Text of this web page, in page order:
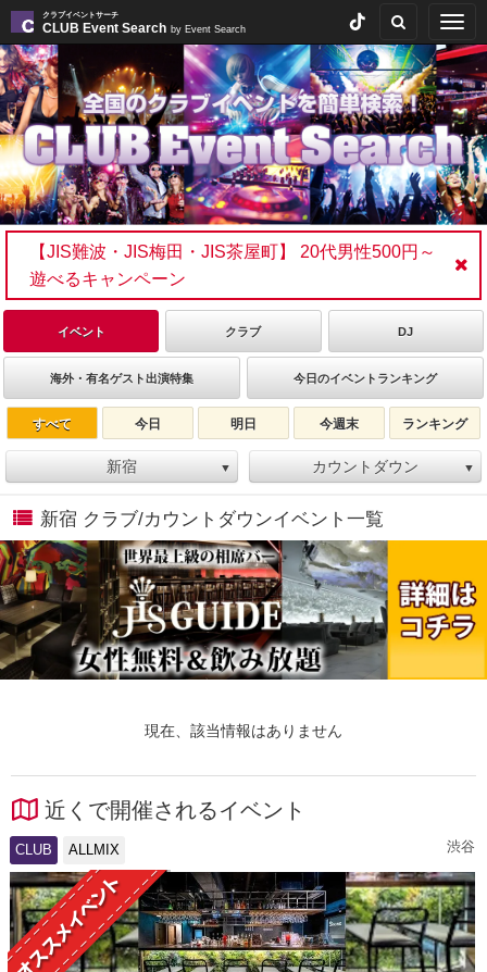
クラブイベントサーチ
CLUB Event Search by Event Search
【JIS難波・JIS梅田・JIS茶屋町】 20代男性500円～
遊べるキャンペーン
イベント クラブ DJ
海外・有名ゲスト出演特集 今日のイベントランキング
すべて 今日 明日 今週末 ランキング
新宿 ▼ カウントダウン ▼
新宿 クラブ/カウントダウンイベント一覧
現在、該当情報はありません
近くで開催されるイベント
CLUB ALLMIX 渋谷